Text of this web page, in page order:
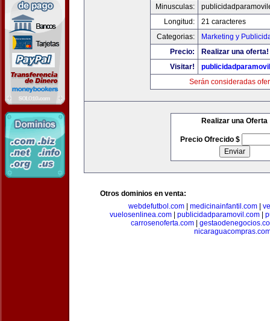
Minusculas:
Longitud:
21 caracteres
Categorias:
Marketing y
Precio:
Realizar una oferta!
Visitar!
Serán consideradas
Realizar una Oferta
Precio Ofrecido $
Otros dominios en venta:
webdefutbol.com| medicinainfantil.com|
vuelosenlinea.com
publicidadparamovil.com
carrosenoferta.com